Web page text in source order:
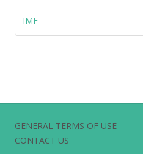
IMF
GENERAL TERMS OF USE
CONTACT US